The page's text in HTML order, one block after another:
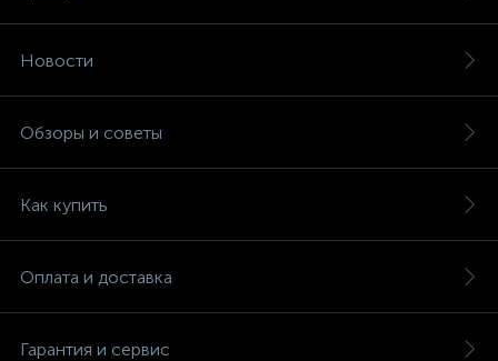
Новости
Обзоры и советы
Как купить
Оплата и доставка
Гарантия и сервис